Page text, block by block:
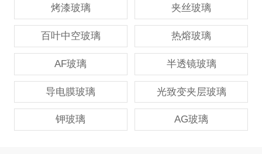
烤漆玻璃 夹丝玻璃
百叶中空玻璃 热熔玻璃
AF玻璃 半透镜玻璃
导电膜玻璃 光致变夹层玻璃
钾玻璃 AG玻璃